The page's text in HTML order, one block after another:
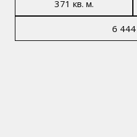
371 кв. м.
6